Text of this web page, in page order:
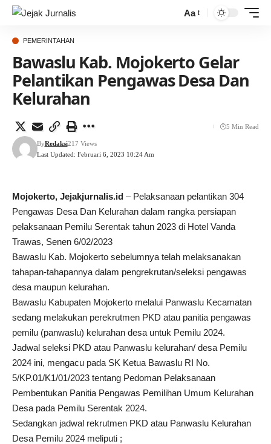
Aa
PEMERINTAHAN
Bawaslu Kab. Mojokerto Gelar
Pelantikan Pengawas Desa Dan
Kelurahan
Last Updated: Februari 6, 2023 10:24 Am
ByRedaksi217 Views
5 Min Read
Mojokerto, Jejakjurnalis.id – Pelaksanaan pelantikan 304
Pengawas Desa Dan Kelurahan dalam rangka persiapan
pelaksanaan Pemilu Serentak tahun 2023 di Hotel Vanda
Trawas, Senen 6/02/2023
Bawaslu Kab. Mojokerto sebelumnya telah melaksanakan
tahapan-tahapannya dalam pengrekrutan/seleksi pengawas
desa maupun kelurahan.
Bawaslu Kabupaten Mojokerto melalui Panwaslu Kecamatan
sedang melakukan perekrutmen PKD atau panitia pengawas
pemilu (panwaslu) kelurahan desa untuk Pemilu 2024.
Jadwal seleksi PKD atau Panwaslu kelurahan/ desa Pemilu
2024 ini, mengacu pada SK Ketua Bawaslu RI No.
5/KP.01/K1/01/2023 tentang Pedoman Pelaksanaan
Pembentukan Panitia Pengawas Pemilihan Umum Kelurahan
Desa pada Pemilu Serentak 2024.
Sedangkan jadwal rekrutmen PKD atau Panwaslu Kelurahan
Desa Pemilu 2024 meliputi ;